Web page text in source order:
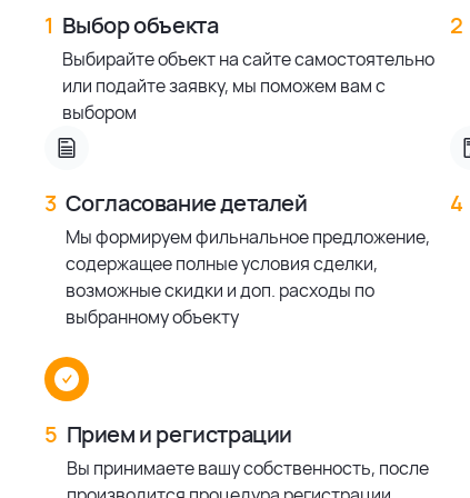
1 Выбор объекта
Выбирайте объект на сайте самостоятельно
или подайте заявку, мы поможем вам с
выбором
2
3 Согласование деталей
Мы формируем фильнальное предложение,
содержащее полные условия сделки,
возможные скидки и доп. расходы по
выбранному объекту
4
5 Прием и регистрации
Вы принимаете вашу собственность, после